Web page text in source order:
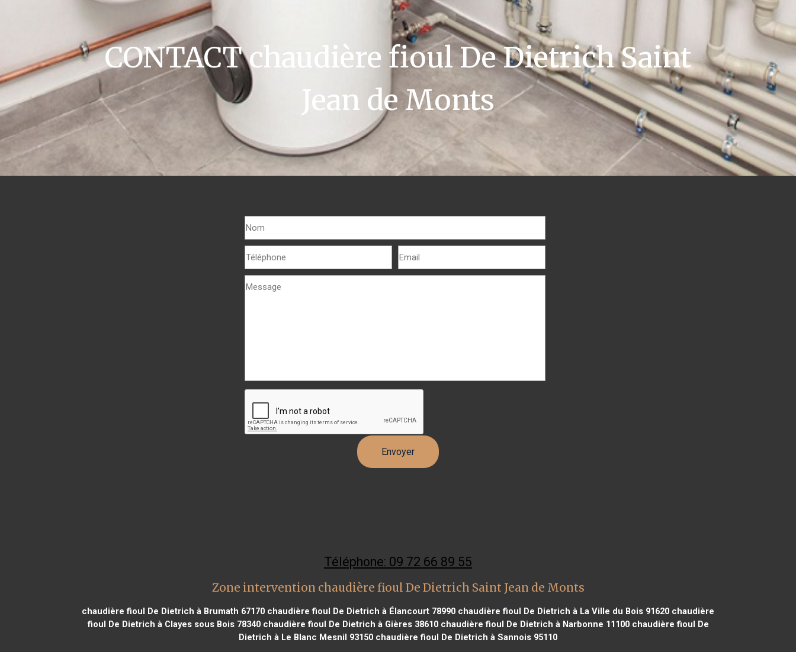
CONTACT chaudière fioul De Dietrich Saint
Jean de Monts
Téléphone: 09 72 66 89 55
Zone intervention chaudière fioul De Dietrich Saint Jean de Monts
chaudière fioul De Dietrich à Brumath 67170 chaudière fioul De Dietrich à Élancourt 78990 chaudière fioul De Dietrich à La Ville du Bois 91620 chaudière
fioul De Dietrich à Clayes sous Bois 78340chaudière fioul De Dietrich à Gières 38610chaudière fioul De Dietrich à Narbonne 11100chaudière fioul De
Dietrich à Le Blanc Mesnil 93150 chaudière fioul De Dietrich à Sannois 95110